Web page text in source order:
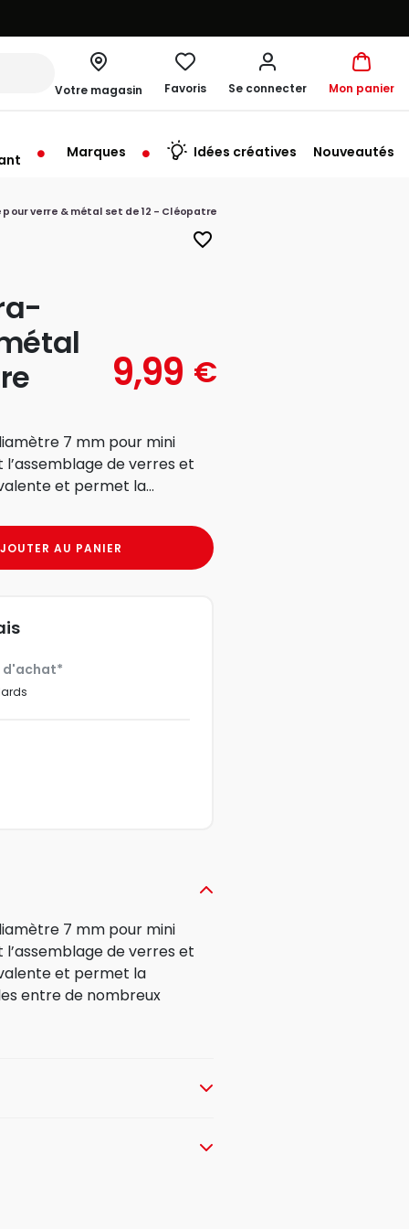
Votre magasin
à 19:30
Favoris Se connecter Mon panier
Marques Idées créatives Nouveautés
verre & métal set de 12 - Cléopatre
favorite_border
9,99 €
7 mm pour mini
de verres et
et permet la...
AU PANIER
d'achat*
7 mm pour mini
de verres et
et permet la
entre de nombreux